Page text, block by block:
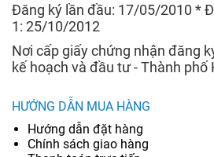
Đăng ký lần đầu: 17/05/2010 *
1: 25/10/2012
Nơi cấp giấy chứng nhận đăng
kế hoạch và đầu tư - Thành phố
HƯỚNG DẪN MUA HÀNG
Hướng dẫn đặt hàng
Chính sách giao hàng